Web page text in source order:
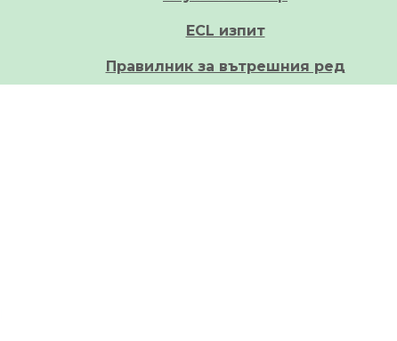
ECL изпит
Правилник за вътрешния ред